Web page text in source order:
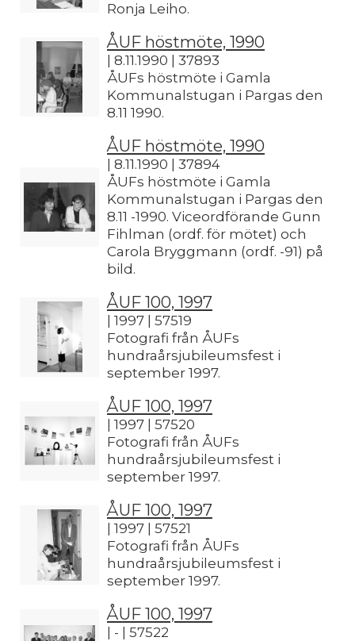
Ronja Leiho.
ÅUF höstmöte, 1990
| 8.11.1990 | 37893
ÅUFs höstmöte i Gamla
Kommunalstugan i Pargas den
8.11 1990.
ÅUF höstmöte, 1990
| 8.11.1990 | 37894
ÅUFs höstmöte i Gamla
Kommunalstugan i Pargas den
8.11 -1990. Viceordförande Gunn
Fihlman (ordf. för mötet) och
Carola Bryggmann (ordf. -91) på
bild.
ÅUF 100, 1997
| 1997 | 57519
Fotografi från ÅUFs
hundraårsjubileumsfest i
september 1997.
ÅUF 100, 1997
| 1997 | 57520
Fotografi från ÅUFs
hundraårsjubileumsfest i
september 1997.
ÅUF 100, 1997
| 1997 | 57521
Fotografi från ÅUFs
hundraårsjubileumsfest i
september 1997.
ÅUF 100, 1997
| - | 57522